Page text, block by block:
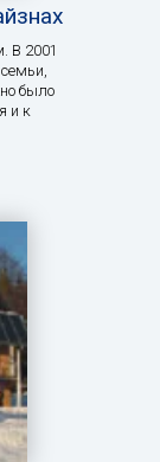
В 2001
было
и к